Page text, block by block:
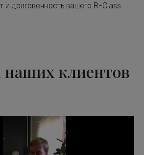
и долговечность вашего R-Class.
клиентов